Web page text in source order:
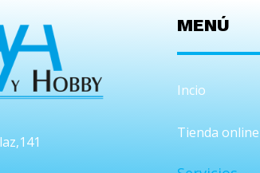
MENÚ
Incio
Tienda online